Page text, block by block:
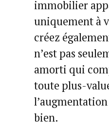
immobilier
uniquement à
créez
n’est pas
amorti qui
toute plus-
bien.